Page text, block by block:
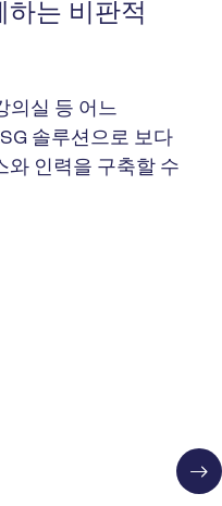
하는 비판적
의실 등 어느
솔루션으로 보다
와 인력을 구축할 수